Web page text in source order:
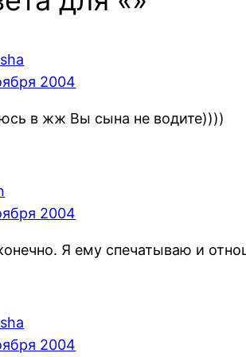
2004
в жж Вы сына не водите))))
2004
Я ему спечатываю и
2004